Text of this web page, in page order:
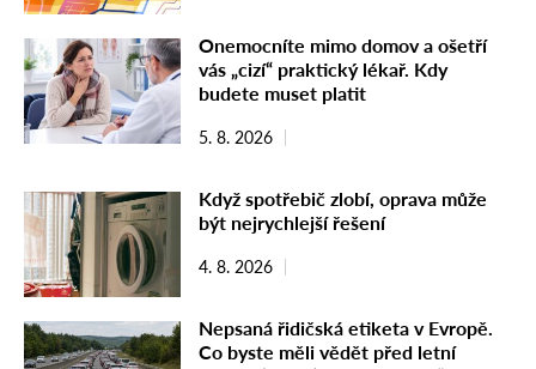
Onemocníte mimo domov a ošetří
vás „cizí“ praktický lékař. Kdy
budete muset platit
5. 8. 2026
Když spotřebič zlobí, oprava může
být nejrychlejší řešení
4. 8. 2026
Nepsaná řidičská etiketa v Evropě.
Co byste měli vědět před letní